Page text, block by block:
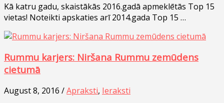
Kā katru gadu, skaistākās 2016.gadā apmeklētās Top 15
vietas! Noteikti apskaties arī 2014.gada Top 15 …
Rummu karjers: Niršana Rummu zemūdens
cietumā
August 8, 2016 /Apraksti, Ieraksti